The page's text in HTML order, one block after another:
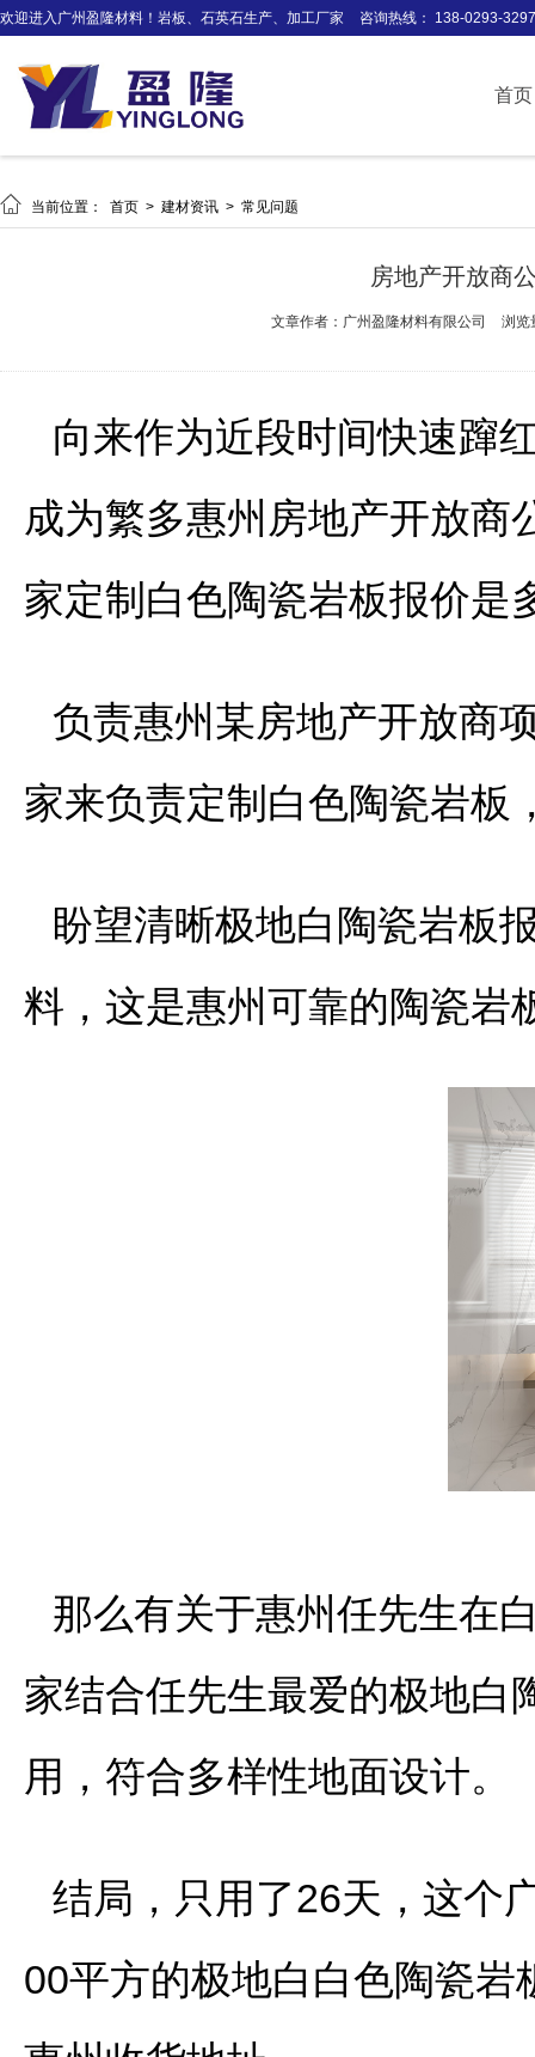
欢迎进入广州盈隆材料！岩板、石英石生产、加工厂家 咨询热线： 138-0293-3297
首页
 当前位置： 首页 > 建材资讯 > 常见问题
房地产开放商
文章作者：广州盈隆材料有限公司 浏览
向来作为近段时间快速蹿
成为繁多惠州房地产开放商
家定制白色陶瓷岩板报价是
负责惠州某房地产开放商
家来负责定制白色陶瓷岩板
盼望清晰极地白陶瓷岩板
料，这是惠州可靠的陶瓷岩
那么有关于惠州任先生在
家结合任先生最爱的极地白
用，符合多样性地面设计。
结局，只用了26天，这个
00平方的极地白白色陶瓷